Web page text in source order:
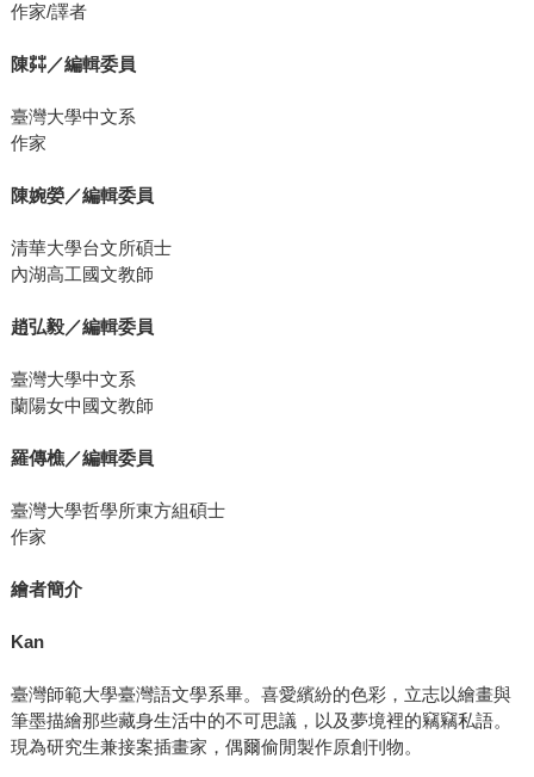
作家/譯者
陳茻／編輯委員
臺灣大學中文系
作家
陳婉嫈／編輯委員
清華大學台文所碩士
內湖高工國文教師
趙弘毅／編輯委員
臺灣大學中文系
蘭陽女中國文教師
羅傳樵／編輯委員
臺灣大學哲學所東方組碩士
作家
繪者簡介
Kan
臺灣師範大學臺灣語文學系畢。喜愛繽紛的色彩，立志以繪畫與
筆墨描繪那些藏身生活中的不可思議，以及夢境裡的竊竊私語。
現為研究生兼接案插畫家，偶爾偷閒製作原創刊物。